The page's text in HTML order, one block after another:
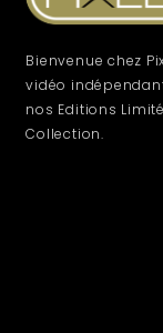
Bienvenue chez
vidéo
nos Editions
Collection.